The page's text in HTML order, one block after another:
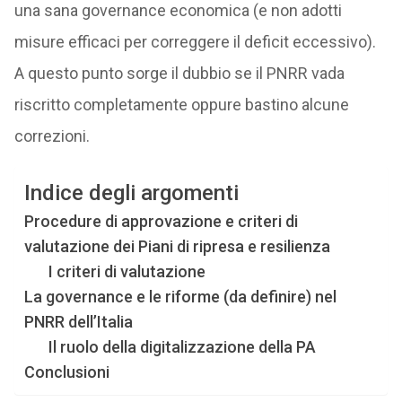
una sana governance economica (e non adotti
misure efficaci per correggere il deficit eccessivo).
A questo punto sorge il dubbio se il PNRR vada
riscritto completamente oppure bastino alcune
correzioni.
Indice degli argomenti
Procedure di approvazione e criteri di
valutazione dei Piani di ripresa e resilienza
I criteri di valutazione
La governance e le riforme (da definire) nel
PNRR dell’Italia
Il ruolo della digitalizzazione della PA
Conclusioni